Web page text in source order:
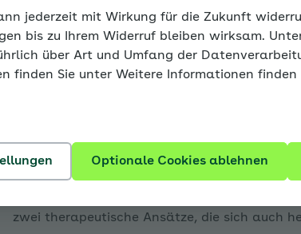
Überlieferungen von vor Tausenden von
beschreiben Bluthochdruck meist als
gesundheitliches Problem erkannt und auch
noch sehr begrenzt. So setzten frühe
Angriffspunkte: Stress und Salz
Natürlich wirkten diese Maßnahmen
Beruhigungsmittel beeinträchtigten das
zwei therapeutische Ansätze, die sich auch
für Blutdruck - eine Einführung ausklappen
für Bluthochdruck hat viele Gesichter
jederzeit mit Wirkung für die Zukunft
bis zu Ihrem Widerruf bleiben wirksam.
über Art und Umfang der
finden Sie unter Weitere Informationen finden
Optionale Cookies ablehnen